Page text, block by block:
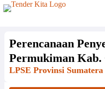
Perencanaan
Permukiman
LPSE Provinsi Sumatera